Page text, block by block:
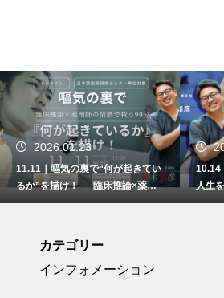
2026.01.23
11.11｜嘔気の裏で“何が起きてい
るか”を描け！──臨床推論×薬剤
師の情熱で救う90分
10.14
人生
すポ
カテゴリー
インフォメーション